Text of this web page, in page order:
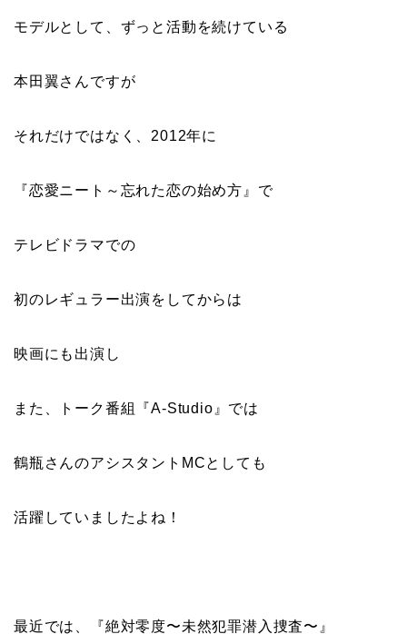
モデルとして、ずっと活動を続けている
本田翼さんですが
それだけではなく、2012年に
『恋愛ニート～忘れた恋の始め方』で
テレビドラマでの
初のレギュラー出演をしてからは
映画にも出演し
また、トーク番組『A-Studio』では
鶴瓶さんのアシスタントMCとしても
活躍していましたよね！
最近では、『絶対零度〜未然犯罪潜入捜査〜』